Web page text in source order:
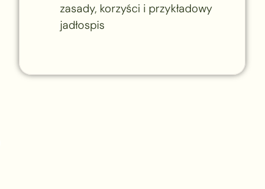
zasady, korzyści i przykładowy
jadłospis